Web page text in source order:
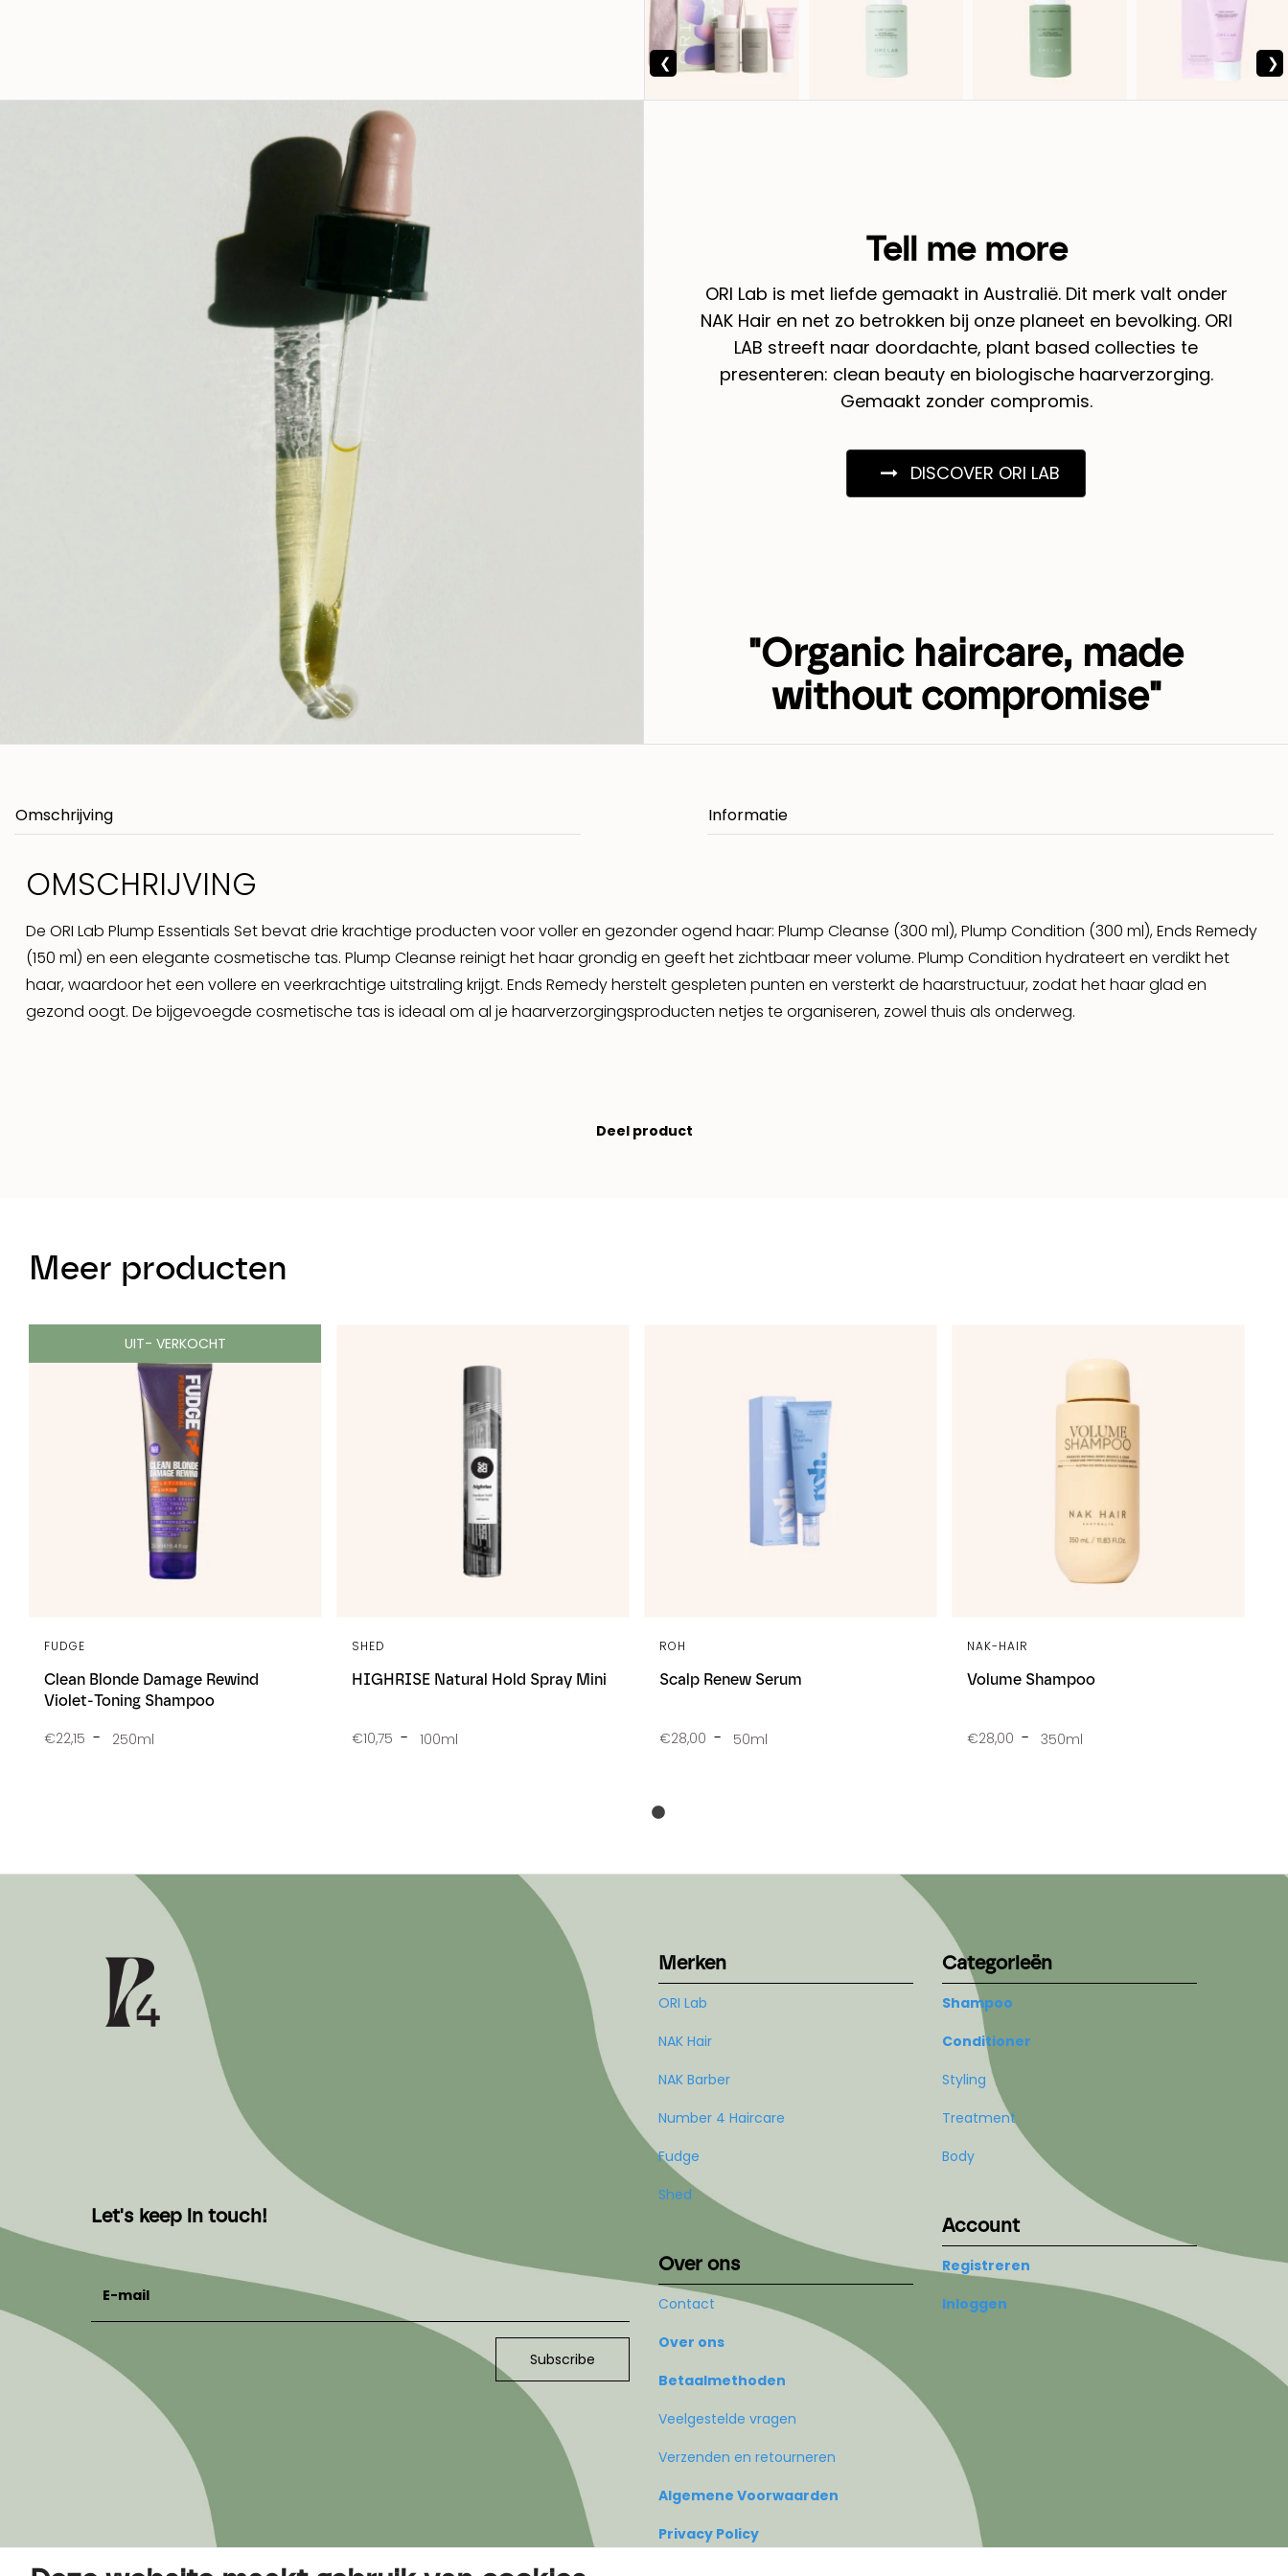
Tell me more
ORI Lab is met liefde gemaakt in Australië. Dit merk valt onder
NAK Hair en net zo betrokken bij onze planeet en bevolking. ORI
LAB streeft naar doordachte, plant based collecties te
presenteren: clean beauty en biologische haarverzorging.
Gemaakt zonder compromis.
DISCOVER ORI LAB
"Organic haircare, made
without compromise"
Omschrijving
OMSCHRIJVING
De ORI Lab Plump Essentials Set bevat drie krachtige producten voor voller en gezonder ogend haar: Plump Cleanse (300 ml), Plump Condition (300 ml), Ends Remedy
(150 ml) en een elegante cosmetische tas. Plump Cleanse reinigt het haar grondig en geeft het zichtbaar meer volume. Plump Condition hydrateert en verdikt het
haar, waardoor het een vollere en veerkrachtige uitstraling krijgt. Ends Remedy herstelt gespleten punten en versterkt de haarstructuur, zodat het haar glad en
gezond oogt. De bijgevoegde cosmetische tas is ideaal om al je haarverzorgingsproducten netjes te organiseren, zowel thuis als onderweg.
Deel product
Meer producten
UIT- VERKOCHT
Clean Blonde Damage Rewind
Violet-Toning Shampoo
FUDGE
€22,15 250ml
HIGHRISE Natural Hold Spray Mini
SHED
€10,75 100ml
Scalp Renew Serum
ROH
€28,00 50ml
Volume Shampoo
NAK-HAIR
€28,00 350ml
Let's keep in touch!
E-mail
Subscribe
Merken
ORI Lab
NAK Hair
NAK Barber
Number 4 Haircare
Fudge
Shed
Over ons
Contact
Over ons
Betaalmethoden
Veelgestelde vragen
Verzenden en retourneren
Algemene Voorwaarden
Privacy Policy
Categorieën
Shampoo
Conditioner
Styling
Treatment
Body
Account
Registreren
Inloggen